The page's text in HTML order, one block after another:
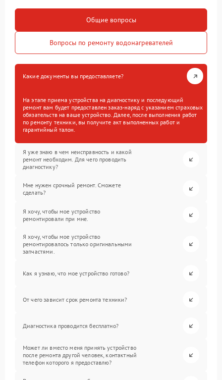
Общие вопросы
Вопросы по ремонту водонагревателей
Какие документы вы предоставляете?
На этапе приема устройства на диагностику и последующий
ремонт вам будет предоставлен заказ-наряд с указанием страховых
обязательств на ваше устройство. Далее, после выполнения работ
по ремонту техники, вы получите акт выполненных работ и
гарантийный талон.
Я уже знаю в чем неисправность и какой
ремонт необходим. Для чего проводить
диагностику?
Мне нужен срочный ремонт. Сможете
сделать?
Я хочу, чтобы мое устройство
ремонтировали при мне.
Я хочу, чтобы мое устройство
ремонтировалось только оригинальными
запчастями.
Как я узнаю, что мое устройство готово?
От чего зависит срок ремонта техники?
Диагностика проводится бесплатно?
Может ли вместо меня принять устройство
после ремонта другой человек, контактный
телефон которого я предоставлю?